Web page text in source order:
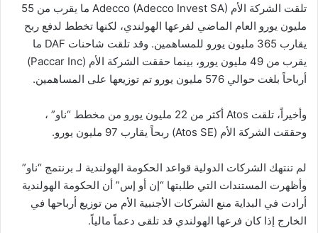
تلقت الشركة الأم Adecco (Adecco Invest SA) ما يقرب من 55
مليون يورو العام الماضي لفرعها الهولندي، لكنها تخطط لدفع ربح
يقارب 365 مليون يورو للمساهمين. وقد تلقت شاحنات DAF ما
يقرب من 49 مليون يورو، بينما حققت الشركة الأم (Paccar Inc)
أرباحاً بلغت حوالي 576 مليون يورو تم توزيعها على المساهمين.
وأخيراً، تلقت Atos أكثر من 22 مليون يورو من مخطط “ناو” ،
وحققت الشركة الأم (Atos SE) ربحاً يقارب 97 مليون يورو.
لم تنتهك الشركات الدولية قواعد الحكومة الهولندية لـ برنتمج “ناو”
وأظهرت المستندات التي طلبتها “إن أو إس” أن الحكومة الهولندية
أرادت في البداية منع الشركات الأجنبية الأم من توزيع أرباحها في
الخارج إذا كان فرعها الهولندي قد تلقى دعماً مالياً.